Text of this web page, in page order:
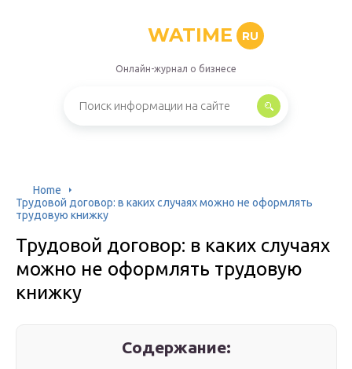
WATIME RU
Онлайн-журнал о бизнесе
Home
Трудовой договор: в каких случаях можно не оформлять
трудовую книжку
Трудовой договор: в каких случаях
можно не оформлять трудовую
книжку
Содержание: